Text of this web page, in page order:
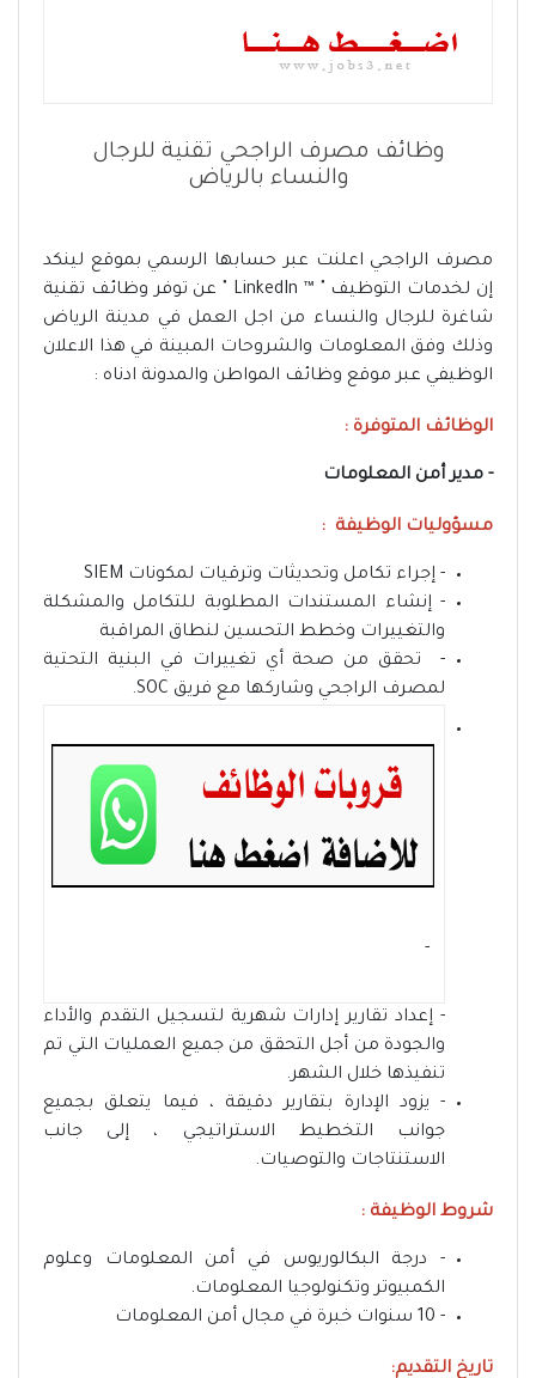
وظائف مصرف الراجحي تقنية للرجال
والنساء بالرياض
مصرف الراجحي اعلنت عبر حسابها الرسمي بموقع لينكد
إن لخدمات التوظيف " ™ LinkedIn " عن توفر وظائف تقنية
شاغرة للرجال والنساء من اجل العمل في مدينة الرياض
وذلك وفق المعلومات والشروحات المبينة في هذا الاعلان
الوظيفي عبر موقع وظائف المواطن والمدونة ادناه :
الوظائف المتوفرة :
- مدير أمن المعلومات
مسؤوليات الوظيفة :
- إجراء تكامل وتحديثات وترقيات لمكونات SIEM
- إنشاء المستندات المطلوبة للتكامل والمشكلة
والتغييرات وخطط التحسين لنطاق المراقبة
- تحقق من صحة أي تغييرات في البنية التحتية
لمصرف الراجحي وشاركها مع فريق SOC.
- ‏
- إعداد تقارير إدارات شهرية لتسجيل التقدم والأداء
والجودة من أجل التحقق من جميع العمليات التي تم
تنفيذها خلال الشهر.
- يزود الإدارة بتقارير دقيقة ، فيما يتعلق بجميع
جوانب التخطيط الاستراتيجي ، إلى جانب
الاستنتاجات والتوصيات.
شروط الوظيفة :
- درجة البكالوريوس في أمن المعلومات وعلوم
الكمبيوتر وتكنولوجيا المعلومات.
- 10 سنوات خبرة في مجال أمن المعلومات
تاريخ التقديم: